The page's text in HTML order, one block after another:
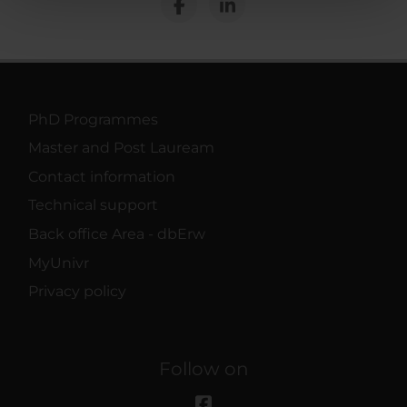
pubblicità e social media, i quali potrebbero combinarle
PhD Programmes
Master and Post Lauream
Contact information
Technical support
Back office Area - dbErw
MyUnivr
Privacy policy
Follow on